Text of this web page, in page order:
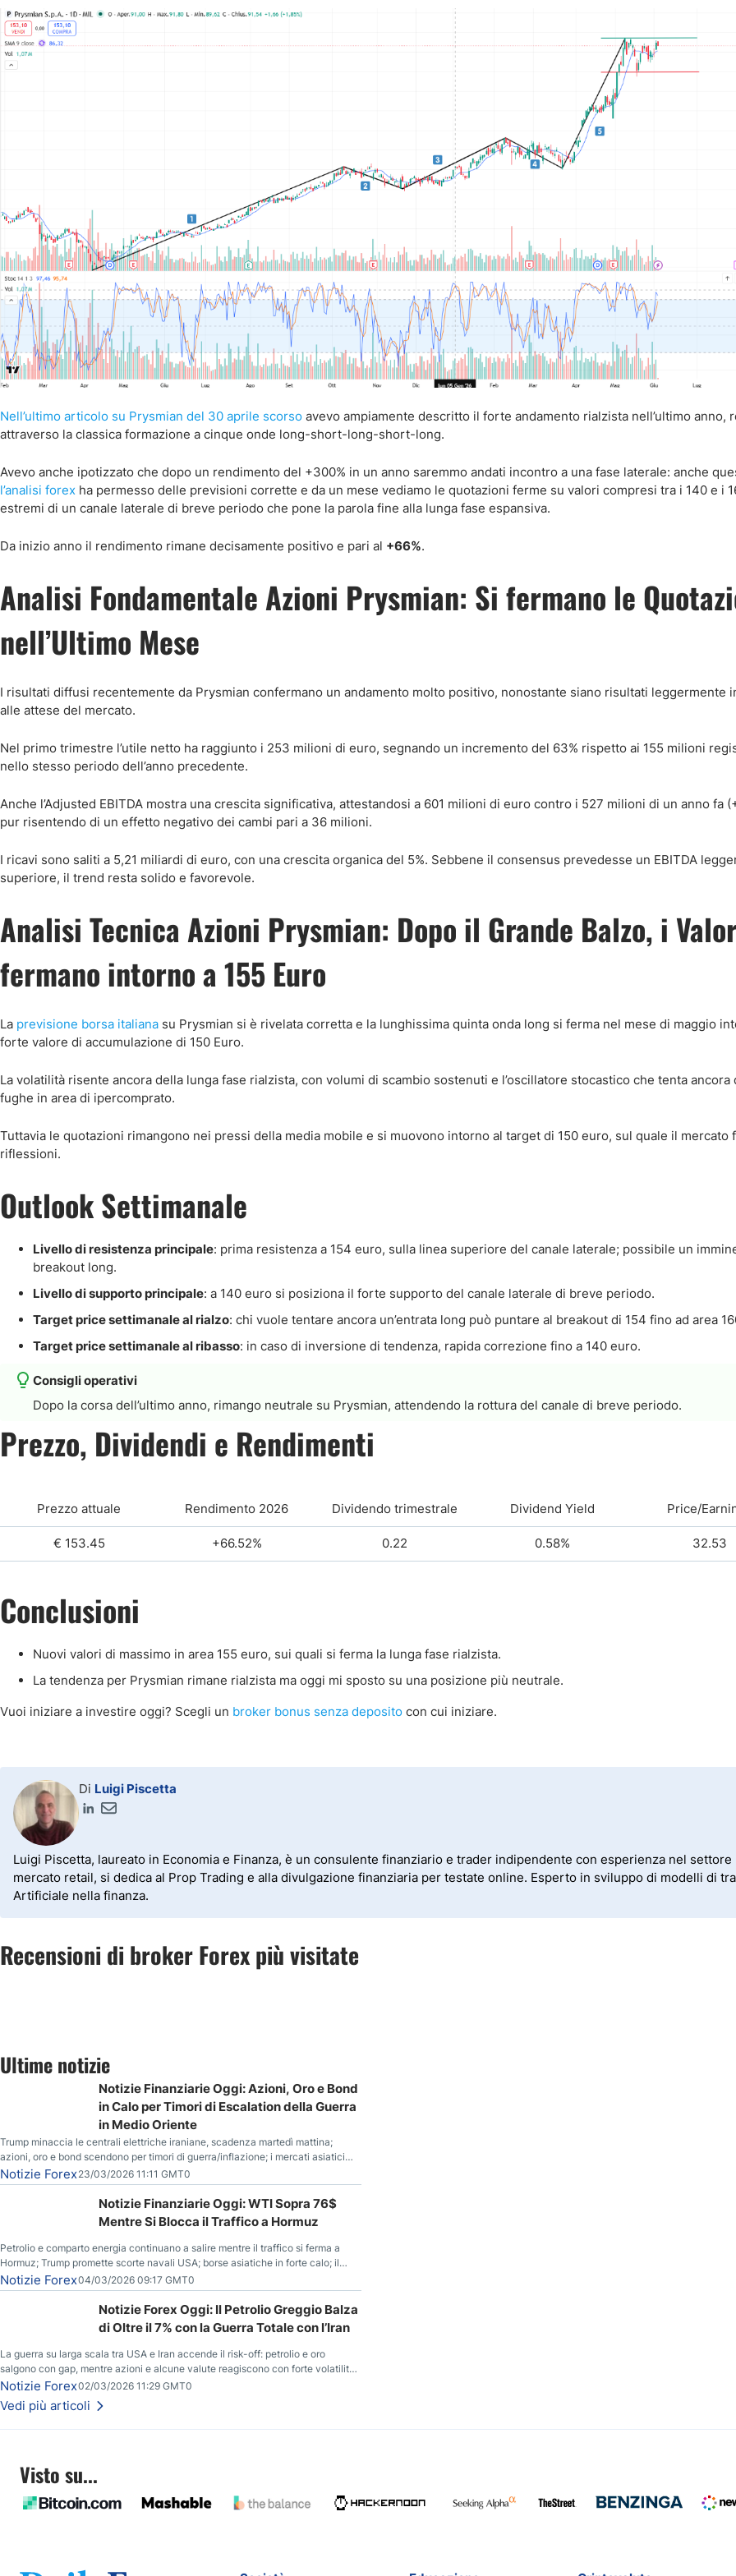
Nell’ultimo articolo su Prysmian del 30 aprile scorso avevo ampiamente descritto il forte andamento rialzista nell’ultimo anno,
attraverso la classica formazione a cinque onde long-short-long-short-long.
Avevo anche ipotizzato che dopo un rendimento del +300% in un anno saremmo andati incontro a una fase laterale: anche
l’analisi forex ha permesso delle previsioni corrette e da un mese vediamo le quotazioni ferme su valori compresi tra i 140 e i
estremi di un canale laterale di breve periodo che pone la parola fine alla lunga fase espansiva.
Da inizio anno il rendimento rimane decisamente positivo e pari al +66%.
Analisi Fondamentale Azioni Prysmian: Si fermano le
nell’Ultimo Mese
I risultati diffusi recentemente da Prysmian confermano un andamento molto positivo, nonostante siano risultati leggermente
alle attese del mercato.
Nel primo trimestre l’utile netto ha raggiunto i 253 milioni di euro, segnando un incremento del 63% rispetto ai 155 milioni
nello stesso periodo dell’anno precedente.
Anche l’Adjusted EBITDA mostra una crescita significativa, attestandosi a 601 milioni di euro contro i 527 milioni di un anno fa
pur risentendo di un effetto negativo dei cambi pari a 36 milioni.
I ricavi sono saliti a 5,21 miliardi di euro, con una crescita organica del 5%. Sebbene il consensus prevedesse un EBITDA
superiore, il trend resta solido e favorevole.
Analisi Tecnica Azioni Prysmian: Dopo il Grande Balzo, i
fermano intorno a 155 Euro
La previsione borsa italiana su Prysmian si è rivelata corretta e la lunghissima quinta onda long si ferma nel mese di maggio
forte valore di accumulazione di 150 Euro.
La volatilità risente ancora della lunga fase rialzista, con volumi di scambio sostenuti e l’oscillatore stocastico che tenta ancora
fughe in area di ipercomprato.
Tuttavia le quotazioni rimangono nei pressi della media mobile e si muovono intorno al target di 150 euro, sul quale il mercato
riflessioni.
Outlook Settimanale
Livello di resistenza principale: prima resistenza a 154 euro, sulla linea superiore del canale laterale; possibile un
breakout long.
Livello di supporto principale: a 140 euro si posiziona il forte supporto del canale laterale di breve periodo.
Target price settimanale al rialzo: chi vuole tentare ancora un’entrata long può puntare al breakout di 154 fino ad area
Target price settimanale al ribasso: in caso di inversione di tendenza, rapida correzione fino a 140 euro.
Consigli operativi
Dopo la corsa dell’ultimo anno, rimango neutrale su Prysmian, attendendo la rottura del canale di breve periodo.
Prezzo, Dividendi e Rendimenti
Prezzo attuale Rendimento 2026 Dividendo trimestrale Dividend Yield Price/
€ 153.45 +66.52% 0.22 0.58% 32.53
Conclusioni
Nuovi valori di massimo in area 155 euro, sui quali si ferma la lunga fase rialzista.
La tendenza per Prysmian rimane rialzista ma oggi mi sposto su una posizione più neutrale.
Vuoi iniziare a investire oggi? Scegli un broker bonus senza deposito con cui iniziare.
Di Luigi Piscetta
Luigi Piscetta, laureato in Economia e Finanza, è un consulente finanziario e trader indipendente con esperienza nel
mercato retail, si dedica al Prop Trading e alla divulgazione finanziaria per testate online. Esperto in sviluppo di modelli di
Artificiale nella finanza.
Recensioni di broker Forex più visitate
Ultime notizie
Notizie Finanziarie Oggi: Azioni, Oro e Bond
in Calo per Timori di Escalation della Guerra
in Medio Oriente
Trump minaccia le centrali elettriche iraniane, scadenza martedì mattina;
azioni, oro e bond scendono per timori di guerra/inflazione; i mercati asiatici
entrano in correzione; il petrolio greggio resta stabile.
Notizie Forex 23/03/2026 11:11 GMT0
Notizie Finanziarie Oggi: WTI Sopra 76$
Mentre Si Blocca il Traffico a Hormuz
Petrolio e comparto energia continuano a salire mentre il traffico si ferma a
Hormuz; Trump promette scorte navali USA; borse asiatiche in forte calo; il
rialzo del gas naturale mette pressione all’euro.
Notizie Forex04/03/2026 09:17 GMT0
Notizie Forex Oggi: Il Petrolio Greggio Balza
di Oltre il 7% con la Guerra Totale con l’Iran
La guerra su larga scala tra USA e Iran accende il risk-off: petrolio e oro
salgono con gap, mentre azioni e alcune valute reagiscono con forte volatilità
e nuovi livelli da monitorare.
Notizie Forex02/03/2026 11:29 GMT0
Vedi più articoli
Visto su...